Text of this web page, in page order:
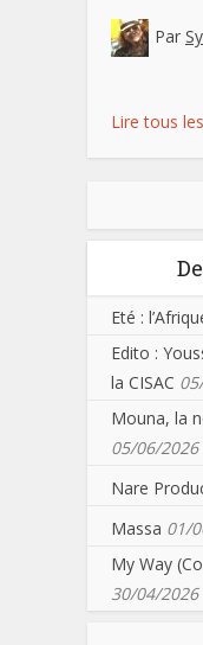
Par
Lire tous
Eté :
Edito :
la CISAC
Mouna, la
05/06/2026
Nare
Massa 01/
My Way
30/04/2026